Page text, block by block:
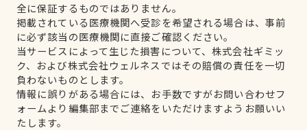
全に保証するものではありません。
掲載されている医療機関へ受診を希望される場合は、事前
に必ず該当の医療機関に直接ご確認ください。
当サービスによって生じた損害について、株式会社ギミッ
ク、および株式会社ウェルネスではその賠償の責任を一切
負わないものとします。
情報に誤りがある場合には、お手数ですがお問い合わせフ
ォームより編集部までご連絡をいただけますようお願いい
たします。